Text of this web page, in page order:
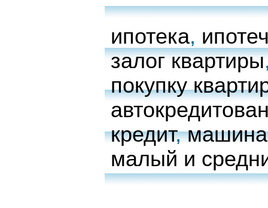
ипотека,
залог квартиры
покупку
кредит,машина
малый и